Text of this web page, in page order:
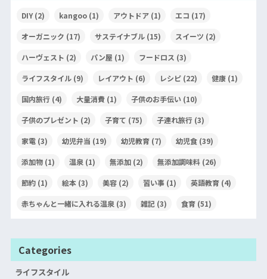
DIY(2) kangoo(1) アウトドア(1) エコ (17)
オーガニック (17) サステイナブル(15) スイーツ (2)
ハーヴェスト (2) パン屋 (1) フードロス (3)
ライフスタイル(9) レイアウト (6) レシピ(22) 健康(1)
国内旅行 (4) 大量消費(1) 子供のお手伝い(10)
子供のプレゼント (2) 子育て (75) 子連れ旅行 (3)
家電(3) 幼児弁当 (19) 幼児教育(7) 幼児食(39)
添加物(1) 温泉 (1) 無添加(2) 無添加調味料(26)
節約(1) 絵本 (3) 美容(2) 習い事(1) 英語教育(4)
赤ちゃんと一緒に入れる温泉 (3) 雑記 (3) 食育(51)
Categories
ライフスタイル